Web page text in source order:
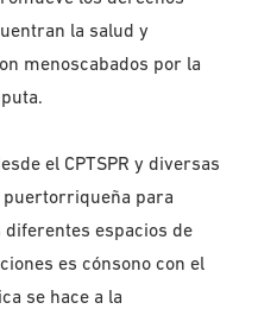
la salud y
menoscabados por la
el CPTSPR y diversas
puertorriqueña para
espacios de
es cónsono con el
se hace a la